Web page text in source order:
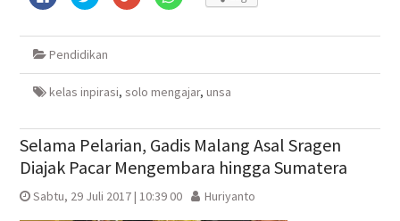
membagikan
Facebook(Membuka
jendela
baru)
berbagi
Twitter(Membuka
jendela
baru)
berbagi
Google+
yang
baru)
WhatsApp(Membuka
baru)
Pendidikan
kelas inpirasi, solo mengajar, unsa
Selama Pelarian, Gadis Malang Asal Sragen
Diajak Pacar Mengembara hingga Sumatera
Sabtu, 29 Juli 2017 | 10:39 00 Huriyanto